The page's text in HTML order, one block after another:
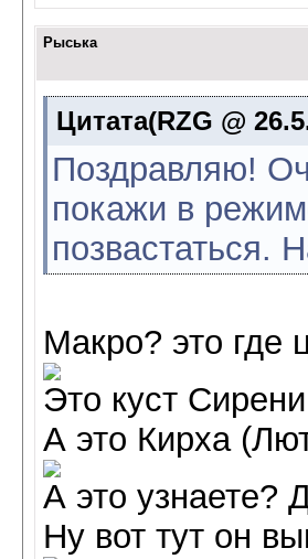
Рыська
Цитата(RZG @
Поздравляю!
покажи в
позвастаться.
Макро? это где
Это куст
А это Кирха
А это
Ну вот тут он